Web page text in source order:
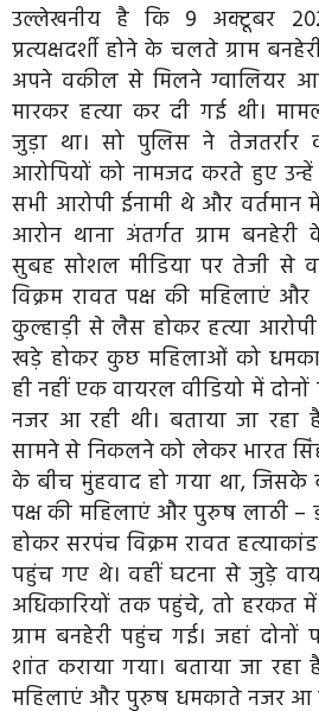
उल्लेखनीय है कि 9 अक्टूबर
प्रत्यक्षदर्शी होने के चलते ग्राम
अपने वकील से मिलने ग्वालियर
मारकर हत्या कर दी गई थी।
जुड़ा था। सो पुलिस ने तेजतर्रार
आरोपियों को नामजद करते हुए उन्हें
सभी आरोपी ईनामी थे और
आरोन थाना अंतर्गत ग्राम
सुबह सोशल मीडिया पर तेजी से
विक्रम रावत पक्ष की महिलाएं
कुल्हाड़ी से लैस होकर हत्या
खड़े होकर कुछ महिलाओं को
ही नहीं एक वायरल वीडियो में दोनों
नजर आ रही थी। बताया जा
सामने से निकलने को लेकर भारत
के बीच मुंहवाद हो गया था, जिसके
पक्ष की महिलाएं और पुरुष लाठी
होकर सरपंच विक्रम रावत
पहुंच गए थे। वहीं घटना से जुड़े
अधिकारियों तक पहुंचे, तो
ग्राम बनहेरी पहुंच गई। जहां
शांत कराया गया। बताया जा
महिलाएं और पुरुष धमकाते नजर आ